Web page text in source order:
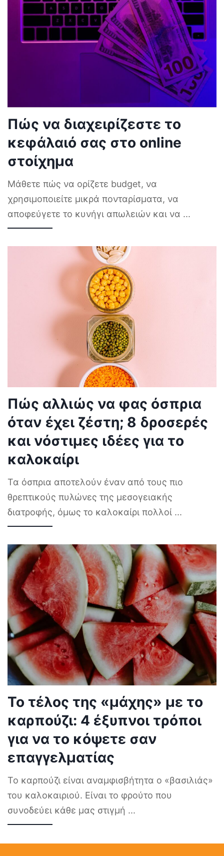
Πώς να διαχειρίζεστε το
κεφάλαιό σας στο online
στοίχημα
Μάθετε πώς να ορίζετε budget, να
χρησιμοποιείτε μικρά πονταρίσματα, να
αποφεύγετε το κυνήγι απωλειών και να ...
Πώς αλλιώς να φας όσπρια
όταν έχει ζέστη; 8 δροσερές
και νόστιμες ιδέες για το
καλοκαίρι
Τα όσπρια αποτελούν έναν από τους πιο
θρεπτικούς πυλώνες της μεσογειακής
διατροφής, όμως το καλοκαίρι πολλοί ...
Το τέλος της «μάχης» με το
καρπούζι: 4 έξυπνοι τρόποι
για να το κόψετε σαν
επαγγελματίας
Το καρπούζι είναι αναμφισβήτητα ο «βασιλιάς»
του καλοκαιριού. Είναι το φρούτο που
συνοδεύει κάθε μας στιγμή ...